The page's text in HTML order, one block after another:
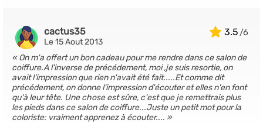
3.5
cactus35
Le 15 Aout 2013
On m'a offert un bon cadeau pour me rendre dans ce salon de
coiffure.A l'inverse de précédement, moi ,je suis resortie, on
avait l'impression que rien n'avait été fait.....Et comme dit
précédement, on donne l'impression d'écouter et elles n'en font
qu'à leur tête. Une chose est sûre, c'est que je remettrais plus
les pieds dans ce salon de coiffure...Juste un petit mot pour la
coloriste: vraiment apprenez à écouter....